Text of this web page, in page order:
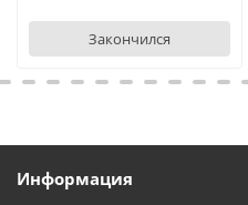
Закончился
Информация